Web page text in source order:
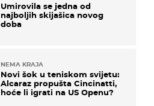
Umirovila se jedna od
najboljih skijašica novog
doba
NEMA KRAJA
Novi šok u teniskom svijetu:
Alcaraz propušta Cincinatti,
hoće li igrati na US Openu?